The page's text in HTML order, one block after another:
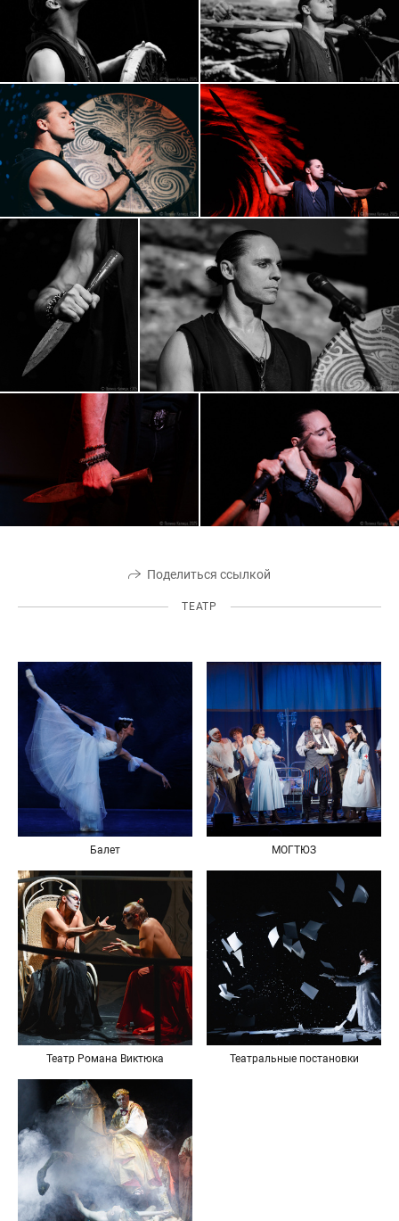
Поделиться ссылкой
ТЕАТР
Балет МОГТЮЗ
Театр Романа Виктюка Театральные постановки